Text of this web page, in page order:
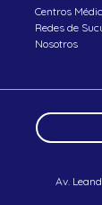
Centros
Redes de
Nosotros
Av.